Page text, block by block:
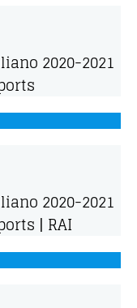
2020-2021
2020-2021
| RAI